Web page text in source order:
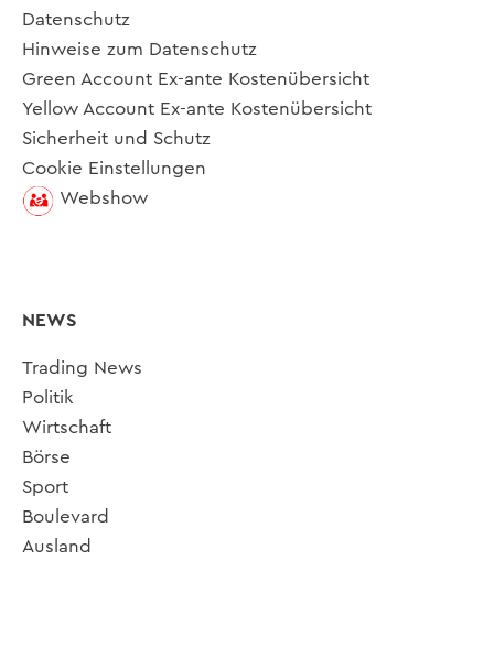
Datenschutz
Hinweise zum Datenschutz
Green Account Ex-ante Kostenübersicht
Yellow Account Ex-ante Kostenübersicht
Sicherheit und Schutz
Cookie Einstellungen
Webshow
NEWS
Trading News
Politik
Wirtschaft
Börse
Sport
Boulevard
Ausland